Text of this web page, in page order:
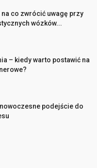
na co zwrócić uwagę przy
wózków...
– kiedy warto postawić na
podejście do